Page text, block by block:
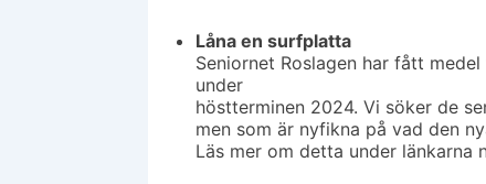
Låna en surfplatta
Seniornet Roslagen har fått
under
höstterminen 2024. Vi söker de
men som är nyfikna på vad den
Läs mer om detta under länkarna